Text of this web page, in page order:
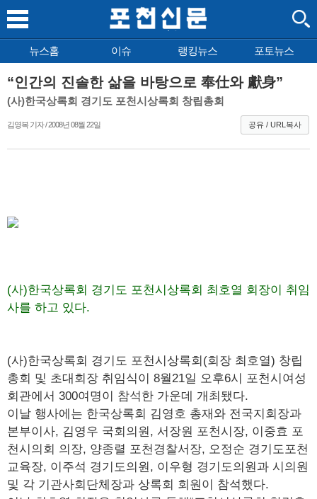
뉴스홈 이슈 랭킹뉴스 포토뉴스
“인간의 진솔한 삶을 바탕으로 奉仕와 獻身”
(사)한국상록회 경기도 포천시상록회 창립총회
김영복 기자 / 2008년 08월 22일 공유 / URL복사
(사)한국상록회 경기도 포천시상록회 최호열 회장이 취임
사를 하고 있다.
(사)한국상록회 경기도 포천시상록회(회장 최호열) 창립
총회 및 초대회장 취임식이 8월21일 오후6시 포천시여성
회관에서 300여명이 참석한 가운데 개최됐다.
이날 행사에는 한국상록회 김영호 총재와 전국지회장과
본부이사, 김영우 국회의원, 서장원 포천시장, 이중효 포
천시의회 의장, 양종렬 포천경찰서장, 오정순 경기도포천
교육장, 이주석 경기도의원, 이우형 경기도의원과 시의원
및 각 기관사회단체장과 상록회 회원이 참석했다.